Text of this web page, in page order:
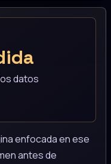
datos
enfocada en ese
antes de